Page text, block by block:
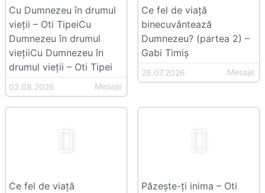
Cu Dumnezeu în drumul
vieții – Oti TipeiCu
Dumnezeu în drumul
viețiiCu Dumnezeu în
drumul vieții – Oti Tipei
02.08.2026 Mesaje
Ce fel de viață
binecuvântează
Dumnezeu? (partea 2) –
Gabi Timiș
26.07.2026 Mesaje
Ce fel de viață
Păzește-ți inima – Oti